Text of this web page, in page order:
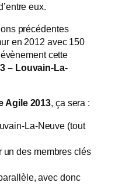
eux.
précédentes
en 2012 avec 150
cette
– Louvain-La-
Agile 2013, ça sera :
La-Neuve (tout
un des membres clés
avec donc